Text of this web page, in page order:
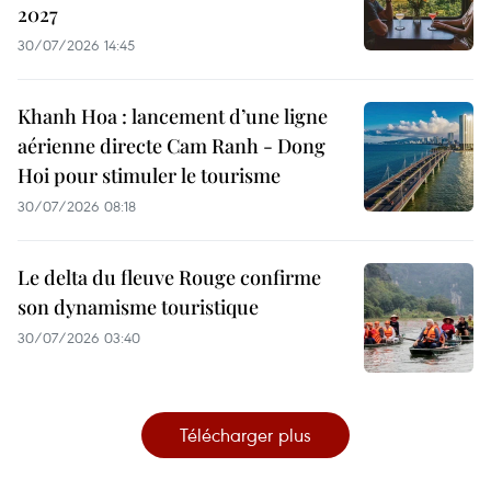
2027
30/07/2026 14:45
Khanh Hoa : lancement d’une ligne
aérienne directe Cam Ranh - Dong
Hoi pour stimuler le tourisme
30/07/2026 08:18
Le delta du fleuve Rouge confirme
son dynamisme touristique
30/07/2026 03:40
Télécharger plus